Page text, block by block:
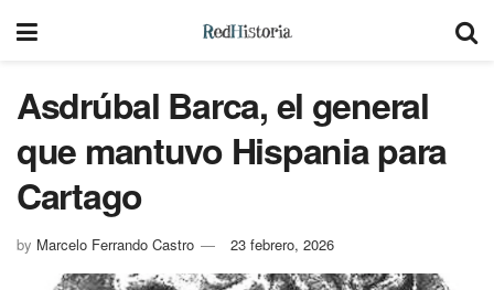
Asdrúbal Barca, el general
que mantuvo Hispania para
Cartago
by Marcelo Ferrando Castro 23 febrero, 2026